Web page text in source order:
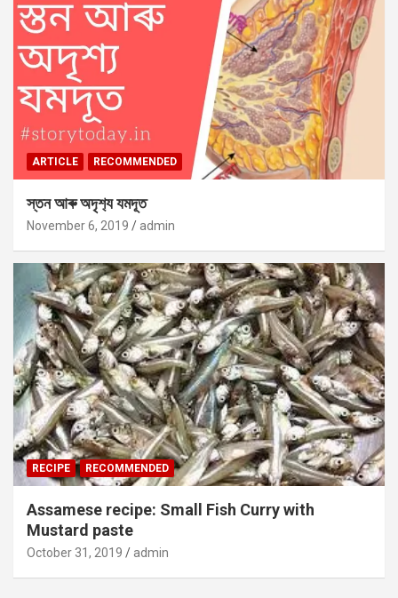
ARTICLE RECOMMENDED
স্তন আৰু অদৃশ‍্য যমদূত
November 6, 2019 admin
RECIPE RECOMMENDED
Assamese recipe: Small Fish Curry with
Mustard paste
October 31, 2019 admin